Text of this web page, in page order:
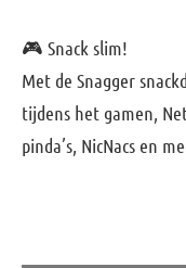
🎮 Snack slim!
Met de Snagger
tijdens het gamen,
pinda’s, NicNacs en